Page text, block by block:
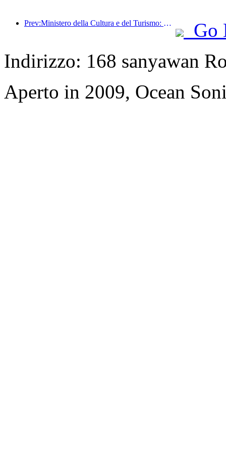
Prev:Ministero della Cultura e del Turismo: Rafforzare la gestione della qualità delle attrazioni turistiche e migliorare il livello di servizio dei luoghi panoramici
Go
Indirizzo: 168 sanyawan
Aperto in 2009, Ocean